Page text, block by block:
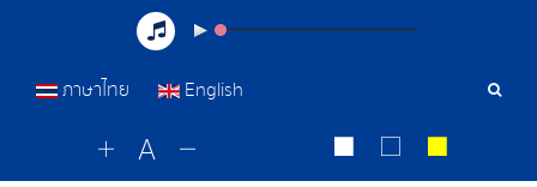
เครื่อ
ภาษาไทย English